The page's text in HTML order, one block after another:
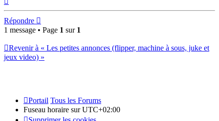
Répondre
1 message • Page 1 sur 1
Revenir à « Les petites annonces (flipper, machine à sous, juke et
jeux video) »
Portail Tous les Forums
Fuseau horaire surUTC+02:00